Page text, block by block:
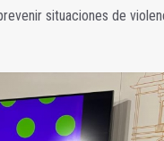
situaciones de